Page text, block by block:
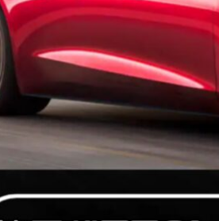
尾
交通評論
【英國】政府開放申請
[ 2026-05-24 ] UBER 香港七宗罪之「
交通評論
[ 2026-07-14 ] 荃灣路荔景新出口日日